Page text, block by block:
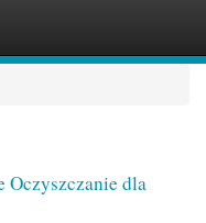
Oczyszczanie dla